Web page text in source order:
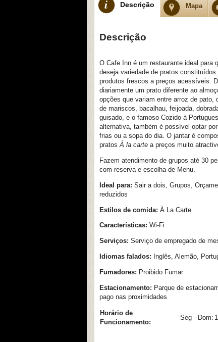
Descrição Mapa
Descrição
O Cafe Inn é um restaurante ideal para
deseja variedade de pratos constituídos
produtos frescos a preços acessíveis.
diariamente um prato diferente ao
opções que variam entre arroz de pato,
de mariscos, bacalhau, feijoada,
guisado, e o famoso Cozido à
alternativa, também é possível optar
frias ou a sopa do dia. O jantar é
pratos À la carte a preços muito
Fazem atendimento de grupos até 30
com reserva e escolha de Menu.
Ideal para: Sair a dois, Grupos,
reduzidos
Estilos de comida: À La Carte
Características: Wi-Fi
Serviços: Serviço de empregado de
Idiomas falados: Inglês, Alemão,
Fumadores: Proibido Fumar
Estacionamento: Parque de
pago nas proximidades
Horário de
Funcionamento:
Seg - Dom: